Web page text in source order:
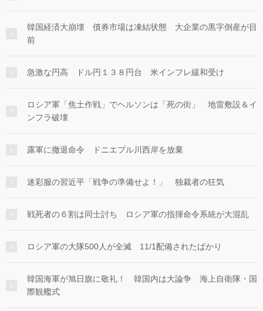
韓国経済大崩壊 債券市場は凍結状態 大企業の黒字倒産が目
前
急激な円高 ドル円１３８円台 米インフレ緩和受け
ロシア軍「焦土作戦」でヘルソンは「死の街」 地雷敷設＆イ
ンフラ破壊
露軍に撤退命令 ドニエプル川西岸を放棄
迷彩服の習近平「戦争の準備せよ！」 独裁者の狂気
戦死者の６割は同士討ち ロシア軍の指揮命令系統が大混乱
ロシア軍の大隊500人が全滅 11/1配備されたばかり
韓国海軍が旭日旗に敬礼！ 韓国内は大論争 海上自衛隊・国
際観艦式